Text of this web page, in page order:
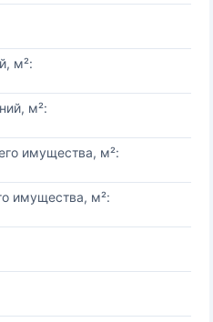
м²:
м²:
имущества, м²:
имущества, м²: